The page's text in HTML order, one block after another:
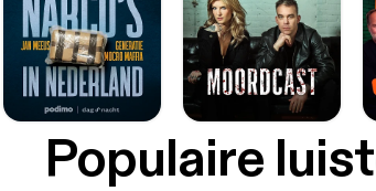
Populaire